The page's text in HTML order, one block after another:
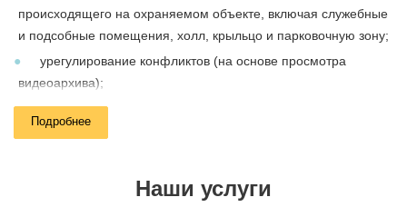
происходящего на охраняемом объекте, включая служебные
и подсобные помещения, холл, крыльцо и парковочную зону;
урегулирование конфликтов (на основе просмотра
видеоархива);
формирование доказательной базы на случай судебных и
досудебных разбирательств;
идентификация автомобильных номеров и распознавание
Подробнее
Наши услуги